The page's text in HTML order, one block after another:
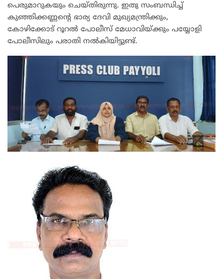
പെരുമാറുകയും ചെയ്തിരുന്നു. ഇതു സംബന്ധിച്ച്
കുഞ്ഞിക്കണ്ണന്റെ ഭാര്യ ദേവി മുഖ്യമന്ത്രിക്കും,
കോഴിക്കോട് റൂറൽ പോലീസ് മേധാവിയ്ക്കും പയ്യോളി
പോലീസിലും പരാതി നൽകിയിട്ടുണ്ട്.